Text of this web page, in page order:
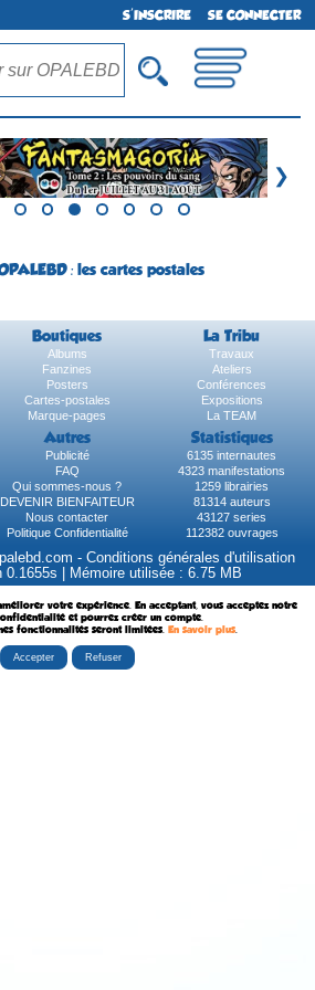
S'INSCRIRE SE CONNECTER
❯
: les cartes postales
Boutiques La Tribu
Albums
Travaux
Fanzines
Ateliers
Posters
Conférences
Cartes-postales
Expositions
Marque-pages La TEAM
Autres Statistiques
Publicité
6135 internautes
FAQ
4323 manifestations
Qui sommes-nous ?
1259 librairies
DEVENIR BIENFAITEUR
81314 auteurs
Nous contacter
43127 series
Politique Confidentialité
112382 ouvrages
- Conditions générales d'utilisation
0.1655s | Mémoire utilisée : 6.75 MB
votre expérience. En acceptant, vous acceptez notre
et pourrez créer un compte.
fonctionnalités seront limitées. En savoir plus.
Accepter Refuser